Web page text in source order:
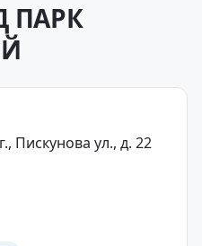
ПАРК
Пискунова ул., д. 22